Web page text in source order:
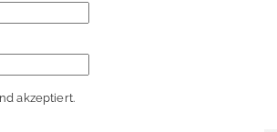
akzeptiert.